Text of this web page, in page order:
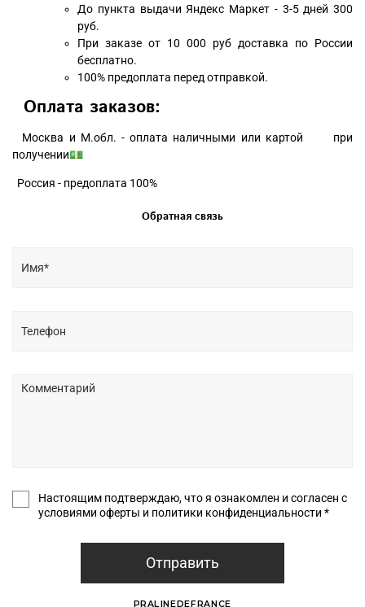
До пункта выдачи Яндекс Маркет - 3-5 дней 300
руб.
При заказе от 10 000 руб доставка по России
бесплатно.
100% предоплата перед отправкой.
Оплата заказов:
Москва и М.обл. - оплата наличными или картой при
получении💵
Россия - предоплата 100%
Обратная связь
Настоящим подтверждаю, что я ознакомлен и согласен с
условиями оферты и политики конфиденциальности *
Отправить
PRALINEDEFRANCE